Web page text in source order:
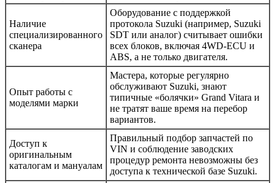
Наличие
специализированного
сканера
Оборудование с поддержкой
протокола Suzuki (например, Suzuki
SDT или аналог) считывает ошибки
всех блоков, включая 4WD-ECU и
ABS, а не только двигателя.
Опыт работы с
моделями марки
Мастера, которые регулярно
обслуживают Suzuki, знают
типичные «болячки» Grand Vitara и
не тратят ваше время на перебор
вариантов.
Доступ к
оригинальным
каталогам и мануалам
Правильный подбор запчастей по
VIN и соблюдение заводских
процедур ремонта невозможны без
доступа к технической базе Suzuki.